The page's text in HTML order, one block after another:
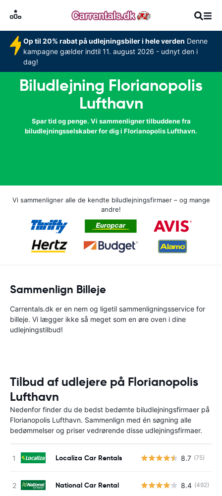
Op til 20% rabat på udlejningsbiler i hele verden Denne
kampagne gælder indtil 11. august 2026 - udnyt den i
dag!
Biludlejning Florianopolis
Lufthavn
Spar tid og penge. Vi sammenligner tilbuddene fra
biludlejningsselskaber for dig i Florianopolis Lufthavn.
Vi sammenligner alle de kendte biludlejningsfirmaer – og mange
andre!
Sammenlign Billeje
Carrentals.dk er en nem og ligetil sammenligningsservice for
billeje. Vi lægger ikke så meget som en øre oven i dine
udlejningstilbud!
Tilbud af udlejere på Florianopolis
Lufthavn
Nedenfor finder du de bedst bedømte biludlejningsfirmaer på
Florianopolis Lufthavn. Sammenlign med én søgning alle
bedømmelser og priser vedrørende disse udlejningsfirmaer.
Localiza Car Rentals 8.7 (75)
National Car Rental 8.4 (492)